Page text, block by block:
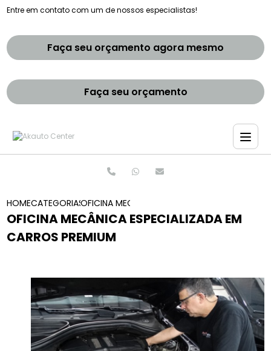
Entre em contato com um de nossos especialistas!
Faça seu orçamento agora mesmo
Faça seu orçamento
HOMECATEGORIASOFICINA MECANICA ESPECIALIZADA EM
OFICINA MECÂNICA ESPECIALIZADA EM
CARROS PREMIUM